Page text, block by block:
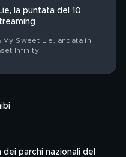
la puntata del 10
Sweet Lie, andata in
Infinity
parchi nazionali del